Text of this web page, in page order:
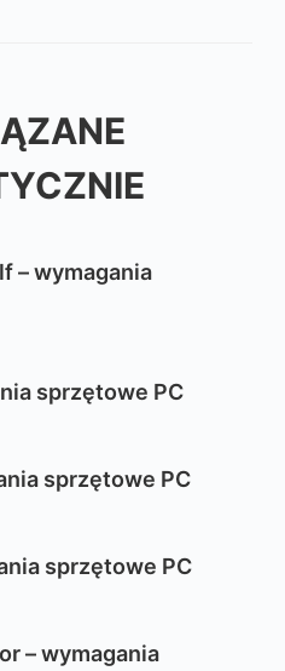
– wymagania
sprzętowe PC
sprzętowe PC
sprzętowe PC
– wymagania